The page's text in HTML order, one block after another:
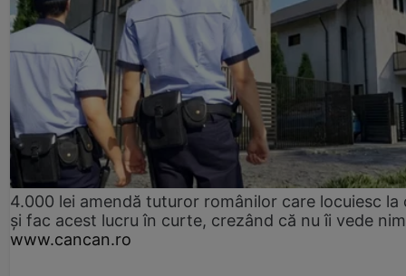
4.000 lei amendă tuturor românilor care locuiesc la
și fac acest lucru în curte, crezând că nu îi vede
www.cancan.ro